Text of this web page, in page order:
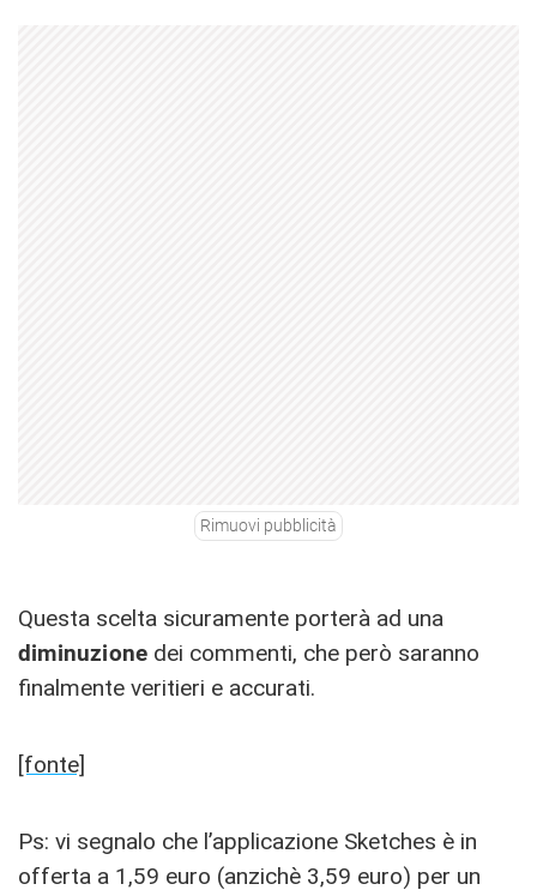
Rimuovi pubblicità
Questa scelta sicuramente porterà ad una
diminuzione dei commenti, che però saranno
finalmente veritieri e accurati.
[fonte]
Ps: vi segnalo che l’applicazione Sketches è in
offerta a 1,59 euro (anzichè 3,59 euro) per un